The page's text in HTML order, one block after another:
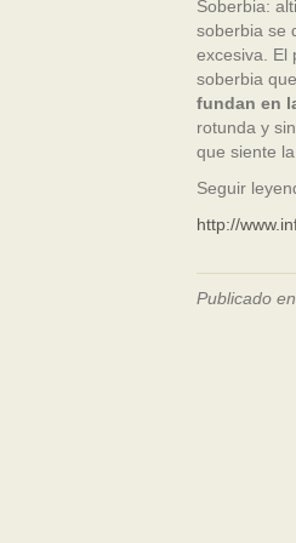
Soberbia:
soberbia se
excesiva. El
soberbia
fundan en
rotunda y
que siente
Seguir
http://
Publicado en